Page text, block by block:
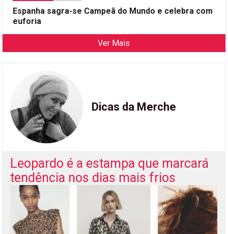
Espanha sagra-se Campeã do Mundo e celebra com
euforia
Ver Mais
Dicas da Merche
Leopardo é a estampa que marcará
tendência nos dias mais frios